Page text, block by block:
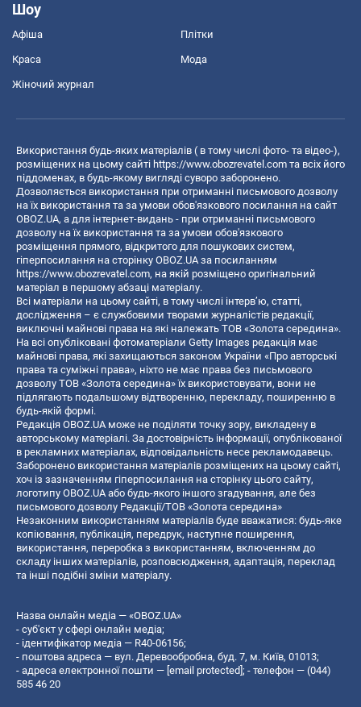
Шоу
Афіша Плітки
Краса Мода
Жіночий журнал
Використання будь-яких матеріалів ( в тому числі фото- та відео-),
розміщених на цьому сайті https://www.obozrevatel.com та всіх його
піддоменах, в будь-якому вигляді суворо заборонено.
Дозволяється використання при отриманні письмового дозволу
на їх використання та за умови обов'язкового посилання на сайт
OBOZ.UA, а для інтернет-видань - при отриманні письмового
дозволу на їх використання та за умови обов'язкового
розміщення прямого, відкритого для пошукових систем,
гіперпосилання на сторінку OBOZ.UA за посиланням
https://www.obozrevatel.com, на якій розміщено оригінальний
матеріал в першому абзаці матеріалу.
Всі матеріали на цьому сайті, в тому числі інтерв’ю, статті,
дослідження – є службовими творами журналістів редакції,
виключні майнові права на які належать ТОВ «Золота середина».
На всі опубліковані фотоматеріали Getty Images редакція має
майнові права, які захищаються законом України «Про авторські
права та суміжні права», ніхто не має права без письмового
дозволу ТОВ «Золота середина» їх використовувати, вони не
підлягають подальшому відтворенню, перекладу, поширенню в
будь-якій формі.
Редакція OBOZ.UA може не поділяти точку зору, викладену в
авторському матеріалі. За достовірність інформації, опублікованої
в рекламних матеріалах, відповідальність несе рекламодавець.
Заборонено використання матеріалів розміщених на цьому сайті,
хоч із зазначенням гіперпосилання на сторінку цього сайту,
логотипу OBOZ.UA або будь-якого іншого згадування, але без
письмового дозволу Редакції/ТОВ «Золота середина»
Незаконним використанням матеріалів буде вважатися: будь-яке
копiювання, публiкацiя, передрук, наступне поширення,
використання, переробка з використанням, включенням до
складу інших матеріалів, розповсюдження, адаптація, переклад
та інші подібні зміни матеріалу.
Назва онлайн медіа — «OBOZ.UA»
- суб'єкт у сфері онлайн медіа;
- ідентифікатор медіа — R40-06156;
- поштова адреса — вул. Деревообробна, буд. 7, м. Київ, 01013;
- адреса електронної пошти — [email protected] ; - телефон — (044)
585 46 20